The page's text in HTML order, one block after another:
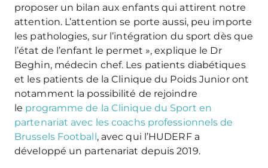
proposer un bilan aux enfants qui attirent notre
attention. L’attention se porte aussi, peu importe
les pathologies, sur l’intégration du sport dès que
l’état de l’enfant le permet », explique le Dr
Beghin, médecin chef. Les patients diabétiques
et les patients de la Clinique du Poids Junior ont
notamment la possibilité de rejoindre
le programme de la Clinique du Sport en
partenariat avec les coachs professionnels de
Brussels Football , avec qui l’HUDERF a
développé un partenariat depuis 2019.